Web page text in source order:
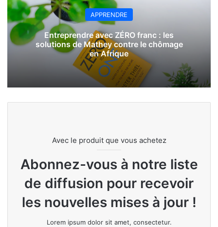
APPRENDRE
Entreprendre avec ZÉRO franc : les
solutions de Mathey contre le chômage
en Afrique
Avec le produit que vous achetez
Abonnez-vous à notre liste
de diffusion pour recevoir
les nouvelles mises à jour !
Lorem ipsum dolor sit amet, consectetur.